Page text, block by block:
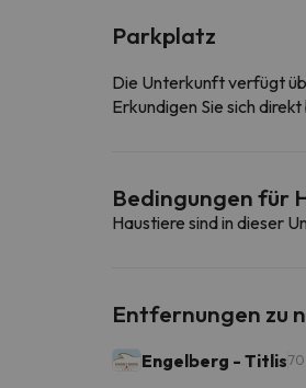
Parkplatz
Die Unterkunft verfügt
Erkundigen Sie sich
Bedingungen für
Haustiere sind in dieser
Entfernungen zu
Engelberg - Titlis70